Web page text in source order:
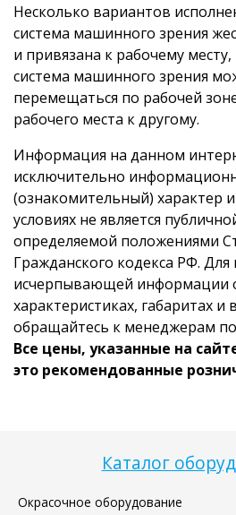
Каталог
Окрасочное оборудование
Несколько вариантов
система машинного зрения
и привязана к рабочему
система машинного зрения
перемещаться по рабочей
рабочего места к другому.
Информация на данном
исключительно
(ознакомительный) характер
условиях не является
определяемой положениями
Гражданского кодекса РФ. Для
исчерпывающей информации
характеристиках, габаритах и
обращайтесь к менеджерам
Все цены, указанные на
это рекомендованные